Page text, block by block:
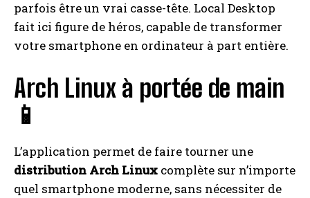
parfois être un vrai casse-tête. Local Desktop
fait ici figure de héros, capable de transformer
votre smartphone en ordinateur à part entière.
Arch Linux à portée de main
📱
L’application permet de faire tourner une
distribution Arch Linux complète sur n’importe
quel smartphone moderne, sans nécessiter de